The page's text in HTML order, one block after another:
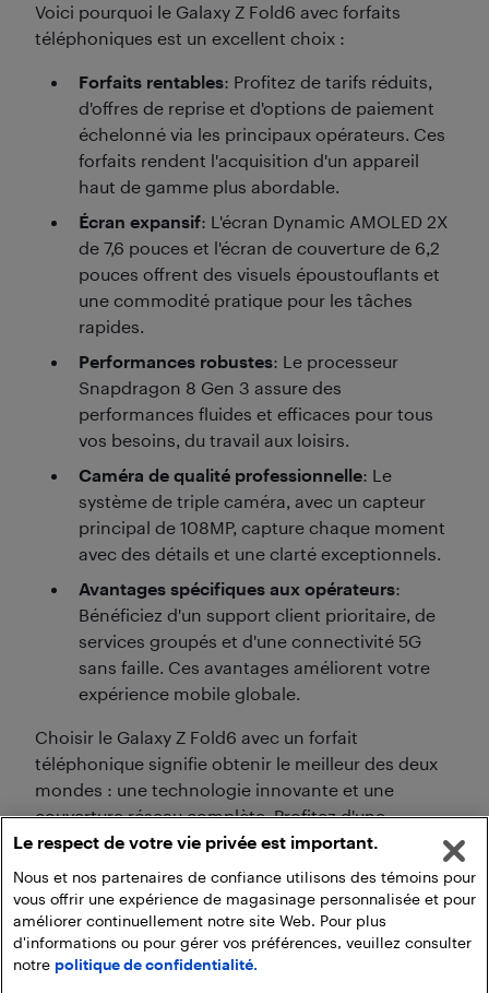
Voici pourquoi le Galaxy Z Fold6 avec forfaits
téléphoniques est un excellent choix :
Forfaits rentables: Profitez de tarifs réduits,
d'offres de reprise et d'options de paiement
échelonné via les principaux opérateurs. Ces
forfaits rendent l'acquisition d'un appareil
haut de gamme plus abordable.
Écran expansif: L'écran Dynamic AMOLED 2X
de 7,6 pouces et l'écran de couverture de 6,2
pouces offrent des visuels époustouflants et
une commodité pratique pour les tâches
rapides.
Performances robustes: Le processeur
Snapdragon 8 Gen 3 assure des
performances fluides et efficaces pour tous
vos besoins, du travail aux loisirs.
Caméra de qualité professionnelle: Le
système de triple caméra, avec un capteur
principal de 108MP, capture chaque moment
avec des détails et une clarté exceptionnels.
Avantages spécifiques aux opérateurs:
Bénéficiez d'un support client prioritaire, de
services groupés et d'une connectivité 5G
sans faille. Ces avantages améliorent votre
expérience mobile globale.
Choisir le Galaxy Z Fold6 avec un forfait
téléphonique signifie obtenir le meilleur des deux
mondes : une technologie innovante et une
couverture réseau complète. Profitez d'une
expérience mobile supérieure soutenue par des
services d'opérateurs fiables.
Le respect de votre vie privée est important.
Nous et nos partenaires de confiance utilisons des témoins pour
vous offrir une expérience de magasinage personnalisée et pour
améliorer continuellement notre site Web. Pour plus
d'informations ou pour gérer vos préférences, veuillez consulter
notre politique de confidentialité.